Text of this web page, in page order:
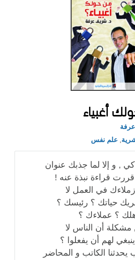
أغبياء
, علم نفس
, و إلا لما جذبك عنوان
قررت قراءة نبذة عنه !
في العمل لا
حياتك ؟ رئيسك ؟
؟ عملاءك ؟
أن الناس لا
لهم أن يفعلوا ؟
يحدثنا الكاتب و المحاضر